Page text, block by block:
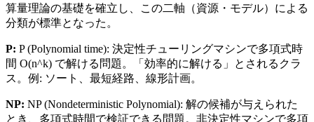
算量理論の基礎を確立し、この二軸（資源・モデル）による
分類が標準となった。
P: P (Polynomial time): 決定性チューリングマシンで多項式時
間 O(n^k) で解ける問題。「効率的に解ける」とされるクラ
ス。例: ソート、最短経路、線形計画。
NP: NP (Nondeterministic Polynomial): 解の候補が与えられた
とき、多項式時間で検証できる問題。非決定性マシンで多項